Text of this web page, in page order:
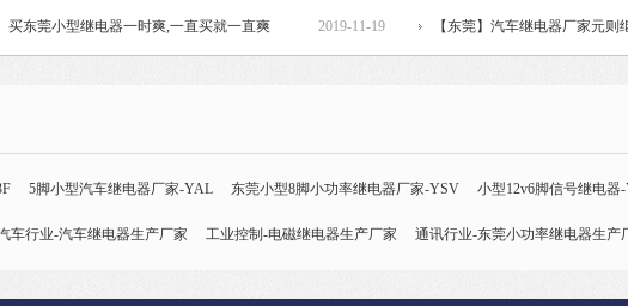
2019-11-19
买东莞小型继电器一时爽,一直买就一直爽 【东莞】汽车继电器厂家元则
5脚小型汽车继电器厂家-YAL 东莞小型8脚小功率继电器厂家-YSV 小型12v6脚信号继电器
器-Y90 24v直流信号继电器-Y32F 智能常开小功率继电器-YTA 5v小型继电器厂家|Y14F-115
车行业-汽车继电器生产厂家 工业控制-电磁继电器生产厂家 通讯行业-东莞小功率继电器生产